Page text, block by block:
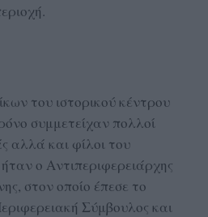
του ιστορικού κέντρου
συμμετείχαν πολλοί
αλλά και φίλοι του
ο Αντιπεριφερειάρχης
στον οποίο έπεσε το
Σύμβουλος και